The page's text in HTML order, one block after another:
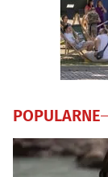
POPULARNE